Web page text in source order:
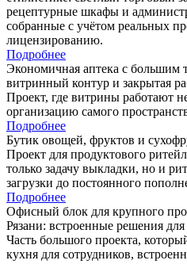
рецептурные шкафы и
собранные с учётом реальных
лицензированию.
Подробнее
Экономичная аптека с большим
витринный контур и закрытая
Проект, где витрины работают
организацию самого
Подробнее
Бутик овощей, фруктов и
Проект для продуктового
только задачу выкладки, но и
загрузки до постоянного
Подробнее
Офисный блок для крупного
Рязани: встроенные решения
Часть большого проекта,
кухня для сотрудников,